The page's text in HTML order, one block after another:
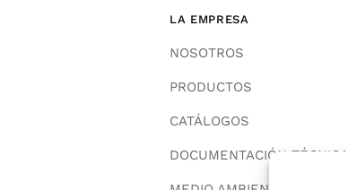
LA EMPRESA
NOSOTROS
PRODUCTOS
CATÁLOGOS
DOCUMENTACIÓN TÉCNICA